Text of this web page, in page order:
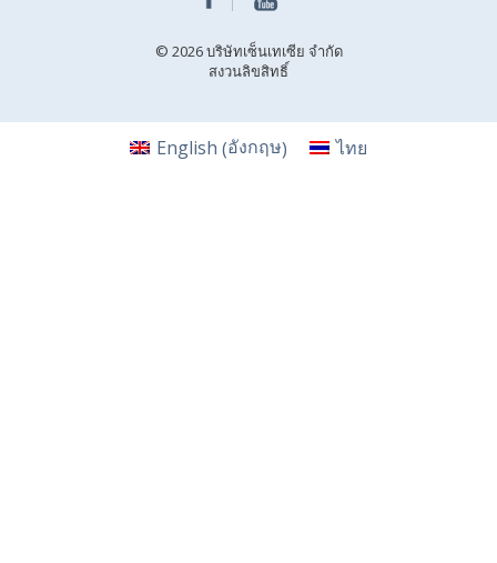
© 2026 บริษัทเซ็นเทเซีย จำกัด
สงวนลิขสิทธิ์
English (อังกฤษ) ไทย